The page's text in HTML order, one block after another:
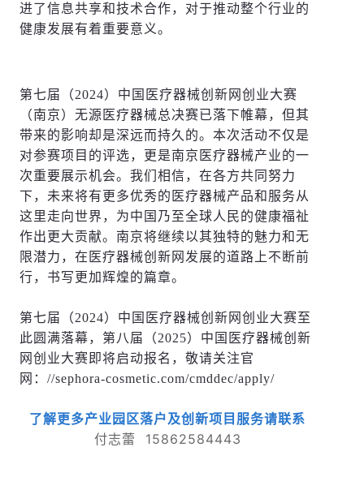
进了信息共享和技术合作，对于推动整个行业的
健康发展有着重要意义。
第七届（2024）中国医疗器械创新网创业大赛
（南京）无源医疗器械总决赛已落下帷幕，但其
带来的影响却是深远而持久的。本次活动不仅是
对参赛项目的评选，更是南京医疗器械产业的一
次重要展示机会。我们相信，在各方共同努力
下，未来将有更多优秀的医疗器械产品和服务从
这里走向世界，为中国乃至全球人民的健康福祉
作出更大贡献。南京将继续以其独特的魅力和无
限潜力，在医疗器械创新网发展的道路上不断前
行，书写更加辉煌的篇章。
第七届（2024）中国医疗器械创新网创业大赛至
此圆满落幕，第八届（2025）中国医疗器械创新
网创业大赛即将启动报名，敬请关注官
网：//sephora-cosmetic.com/cmddec/apply/
了解更多产业园区落户及创新项目服务请联系
付志蕾 15862584443